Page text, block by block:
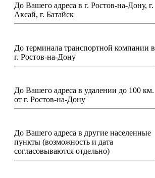
До Вашего адреса в г. Ростов-на-Дону, г.
Аксай, г. Батайск
До терминала транспортной компании в
г. Ростов-на-Дону
До Вашего адреса в удалении до 100 км.
от г. Ростов-на-Дону
До Вашего адреса в другие населенные
пункты (возможность и дата
согласовываются отдельно)